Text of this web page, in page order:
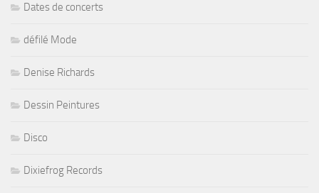
Dates de concerts
défilé Mode
Denise Richards
Dessin Peintures
Disco
Dixiefrog Records